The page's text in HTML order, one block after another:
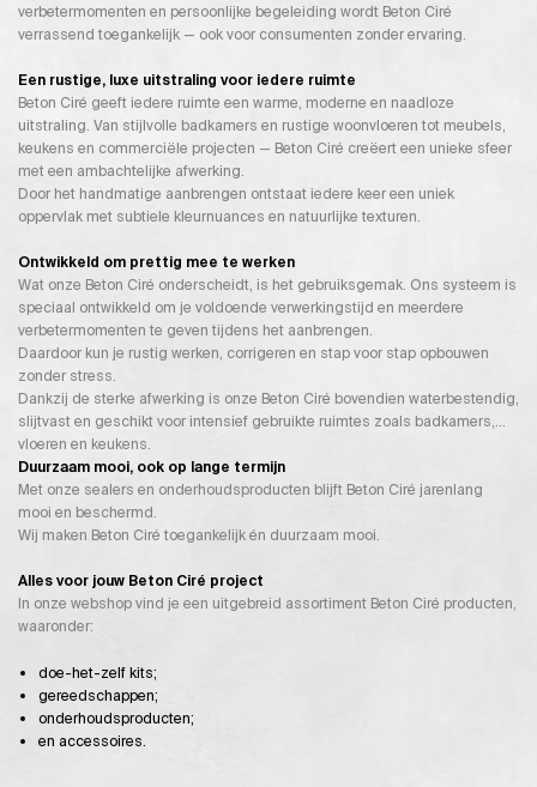
verbetermomenten en persoonlijke begeleiding wordt Beton Ciré
verrassend toegankelijk — ook voor consumenten zonder ervaring.
Een rustige, luxe uitstraling voor iedere ruimte
Beton Ciré geeft iedere ruimte een warme, moderne en naadloze
uitstraling. Van stijlvolle badkamers en rustige woonvloeren tot meubels,
keukens en commerciële projecten — Beton Ciré creëert een unieke sfeer
met een ambachtelijke afwerking.
Door het handmatige aanbrengen ontstaat iedere keer een uniek
oppervlak met subtiele kleurnuances en natuurlijke texturen.
Ontwikkeld om prettig mee te werken
Wat onze Beton Ciré onderscheidt, is het gebruiksgemak. Ons systeem is
speciaal ontwikkeld om je voldoende verwerkingstijd en meerdere
verbetermomenten te geven tijdens het aanbrengen.
Daardoor kun je rustig werken, corrigeren en stap voor stap opbouwen
zonder stress.
Dankzij de sterke afwerking is onze Beton Ciré bovendien waterbestendig,
slijtvast en geschikt voor intensief gebruikte ruimtes zoals badkamers,
vloeren en keukens.
Duurzaam mooi, ook op lange termijn
Met onze sealers en onderhoudsproducten blijft Beton Ciré jarenlang
mooi en beschermd.
Wij maken Beton Ciré toegankelijk én duurzaam mooi.
Alles voor jouw Beton Ciré project
In onze webshop vind je een uitgebreid assortiment Beton Ciré producten,
waaronder:
doe-het-zelf kits;
gereedschappen;
onderhoudsproducten;
en accessoires.